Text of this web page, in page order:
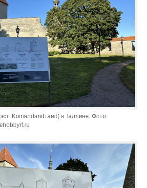
Komandandi aed) в Таллине. Фото: